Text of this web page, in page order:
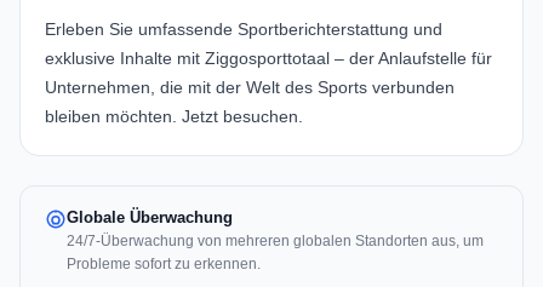
Erleben Sie umfassende Sportberichterstattung und
exklusive Inhalte mit Ziggosporttotaal – der Anlaufstelle für
Unternehmen, die mit der Welt des Sports verbunden
bleiben möchten. Jetzt besuchen.
Globale Überwachung
24/7-Überwachung von mehreren globalen Standorten aus, um
Probleme sofort zu erkennen.